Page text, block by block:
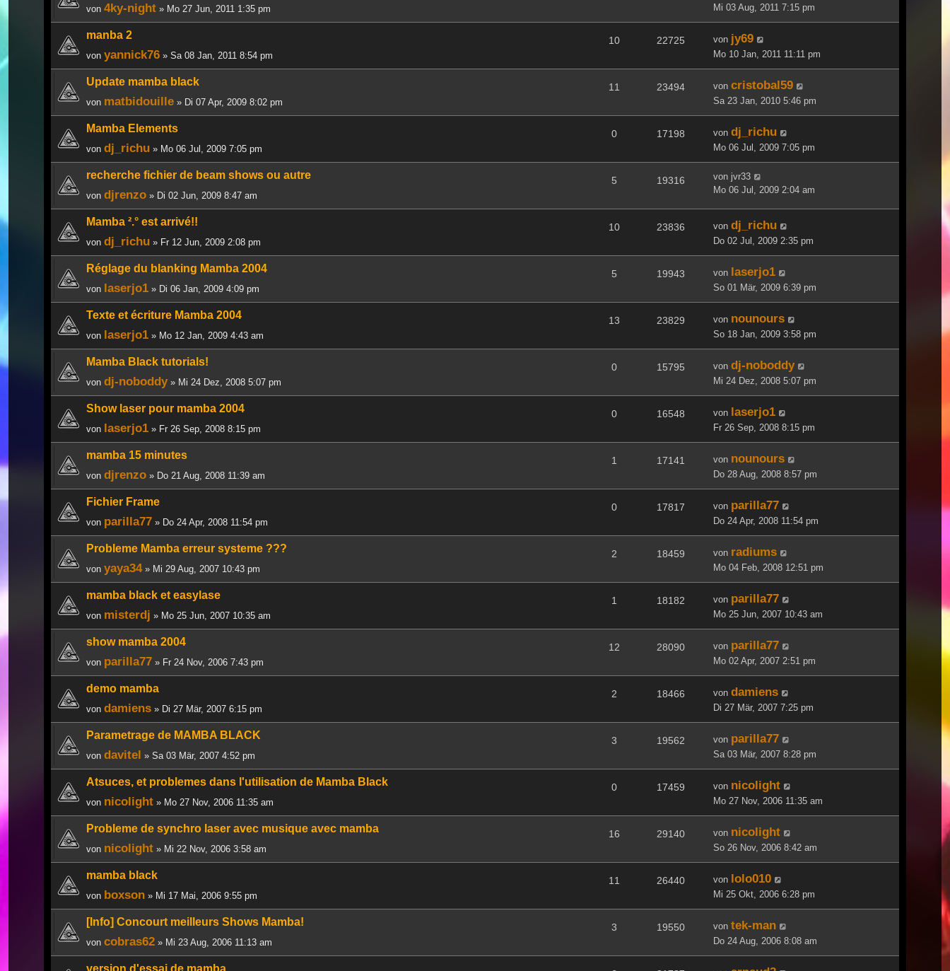
von 4ky-night » Mo 27 Jun, 2011 1:35 pm Mi 03 Aug, 2011 7:15 pm
manba 2
von yannick76 » Sa 08 Jan, 2011 8:54 pm
10 22725 von jy69
Mo 10 Jan, 2011 11:11 pm
Update mamba black
von matbidouille » Di 07 Apr, 2009 8:02 pm
11 23494 von cristobal59
Sa 23 Jan, 2010 5:46 pm
Mamba Elements
von dj_richu » Mo 06 Jul, 2009 7:05 pm
0 17198 von dj_richu
Mo 06 Jul, 2009 7:05 pm
recherche fichier de beam shows ou autre
von djrenzo » Di 02 Jun, 2009 8:47 am
5 19316 von jvr33
Mo 06 Jul, 2009 2:04 am
Mamba ².° est arrivé!!
von dj_richu » Fr 12 Jun, 2009 2:08 pm
10 23836 von dj_richu
Do 02 Jul, 2009 2:35 pm
Réglage du blanking Mamba 2004
von laserjo1 » Di 06 Jan, 2009 4:09 pm
5 19943 von laserjo1
So 01 Mär, 2009 6:39 pm
Texte et écriture Mamba 2004
von laserjo1 » Mo 12 Jan, 2009 4:43 am
13 23829 von nounours
So 18 Jan, 2009 3:58 pm
Mamba Black tutorials!
von dj-noboddy» Mi 24 Dez, 2008 5:07 pm
0 15795 von dj-noboddy
Mi 24 Dez, 2008 5:07 pm
Show laser pour mamba 2004
von laserjo1 » Fr 26 Sep, 2008 8:15 pm
0 16548 von laserjo1
Fr 26 Sep, 2008 8:15 pm
mamba 15 minutes
von djrenzo » Do 21 Aug, 2008 11:39 am
1 17141 von nounours
Do 28 Aug, 2008 8:57 pm
Fichier Frame
von parilla77 » Do 24 Apr, 2008 11:54 pm
0 17817 von parilla77
Do 24 Apr, 2008 11:54 pm
Probleme Mamba erreur systeme ???
von yaya34» Mi 29 Aug, 2007 10:43 pm
2 18459 von radiums
Mo 04 Feb, 2008 12:51 pm
mamba black et easylase
von misterdj » Mo 25 Jun, 2007 10:35 am
1 18182 von parilla77
Mo 25 Jun, 2007 10:43 am
show mamba 2004
von parilla77 » Fr 24 Nov, 2006 7:43 pm
12 28090 von parilla77
Mo 02 Apr, 2007 2:51 pm
demo mamba
von damiens » Di 27 Mär, 2007 6:15 pm
2 18466 von damiens
Di 27 Mär, 2007 7:25 pm
Parametrage de MAMBA BLACK
von davitel » Sa 03 Mär, 2007 4:52 pm
3 19562 von parilla77
Sa 03 Mär, 2007 8:28 pm
Atsuces, et problemes dans l'utilisation de Mamba Black
von nicolight » Mo 27 Nov, 2006 11:35 am
0 17459 von nicolight
Mo 27 Nov, 2006 11:35 am
Probleme de synchro laser avec musique avec mamba
von nicolight » Mi 22 Nov, 2006 3:58 am
16 29140 von nicolight
So 26 Nov, 2006 8:42 am
mamba black
von boxson » Mi 17 Mai, 2006 9:55 pm
11 26440 von lolo010
Mi 25 Okt, 2006 6:28 pm
[Info] Concourt meilleurs Shows Mamba!
von cobras62 » Mi 23 Aug, 2006 11:13 am
3 19550 von tek-man
Do 24 Aug, 2006 8:08 am
version d'essai de mamba